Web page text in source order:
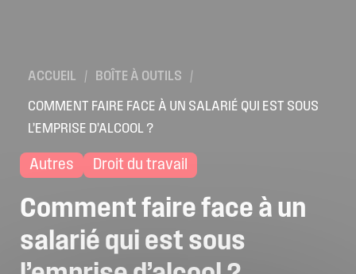
Trouver un artisan
Devenir adhérent
Nos partenaires
Billetterie
ACCUEIL / BOÎTE À OUTILS
/
COMMENT FAIRE FACE À UN SALARIÉ QUI EST SOUS
L’EMPRISE D’ALCOOL ?
Autres Droit du travail
Commentfaireface à un
salarié qui est sous